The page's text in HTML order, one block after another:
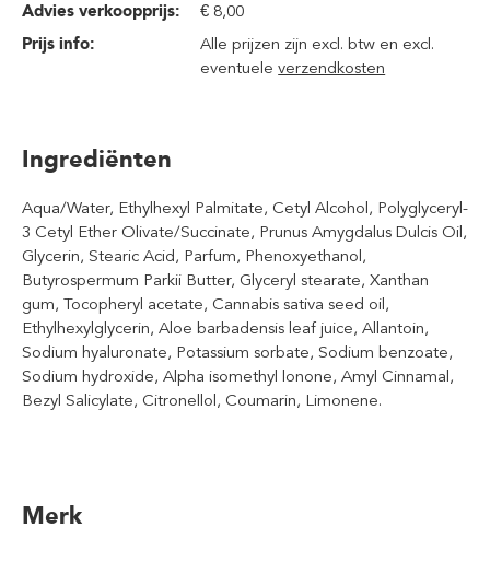
Advies verkoopprijs:
€ 8,00
Prijs info:
Alle prijzen zijn excl. btw en excl.
eventueleverzendkosten
Ingrediënten
Aqua/Water, Ethylhexyl Palmitate, Cetyl Alcohol, Polyglyceryl-
3 Cetyl Ether Olivate/Succinate, Prunus Amygdalus Dulcis Oil,
Glycerin, Stearic Acid, Parfum, Phenoxyethanol,
Butyrospermum Parkii Butter, Glyceryl stearate, Xanthan
gum, Tocopheryl acetate, Cannabis sativa seed oil,
Ethylhexylglycerin, Aloe barbadensis leaf juice, Allantoin,
Sodium hyaluronate, Potassium sorbate, Sodium benzoate,
Sodium hydroxide, Alpha isomethyl lonone, Amyl Cinnamal,
Bezyl Salicylate, Citronellol, Coumarin, Limonene.
Merk